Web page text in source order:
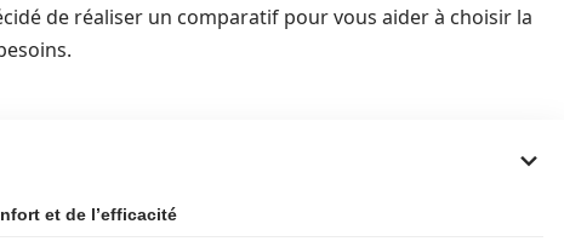
de réaliser un comparatif pour vous aider à choisir la
et de l’efficacité